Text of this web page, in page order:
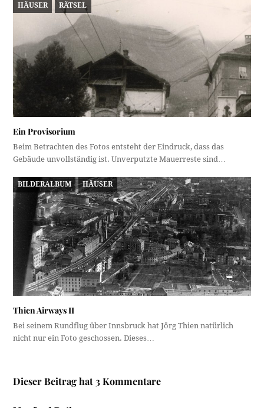
HÄUSER RÄTSEL
Ein Provisorium
Beim Betrachten des Fotos entsteht der Eindruck, dass das
Gebäude unvollständig ist. Unverputzte Mauerreste sind…
BILDERALBUM HÄUSER
Thien Airways II
Bei seinem Rundflug über Innsbruck hat Jörg Thien natürlich
nicht nur ein Foto geschossen. Dieses…
Dieser Beitrag hat 3 Kommentare